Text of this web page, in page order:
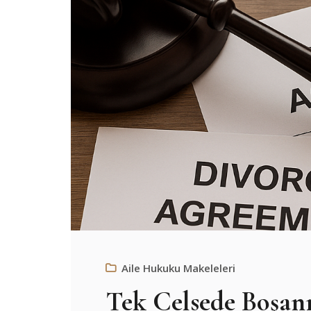
Aile Hukuku Makeleleri
Tek Celsede